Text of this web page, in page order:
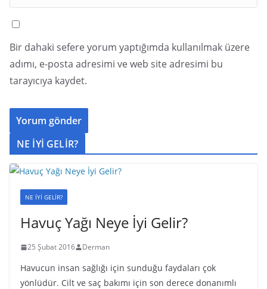
Bir dahaki sefere yorum yaptığımda kullanılmak üzere
adımı, e-posta adresimi ve web site adresimi bu
tarayıcıya kaydet.
NE İYİ GELİR?
NE İYİ GELİR?
Havuç Yağı Neye İyi Gelir?
25 Şubat 2016 Derman
Havucun insan sağlığı için sunduğu faydaları çok
yönlüdür. Cilt ve saç bakımı için son derece donanımlı